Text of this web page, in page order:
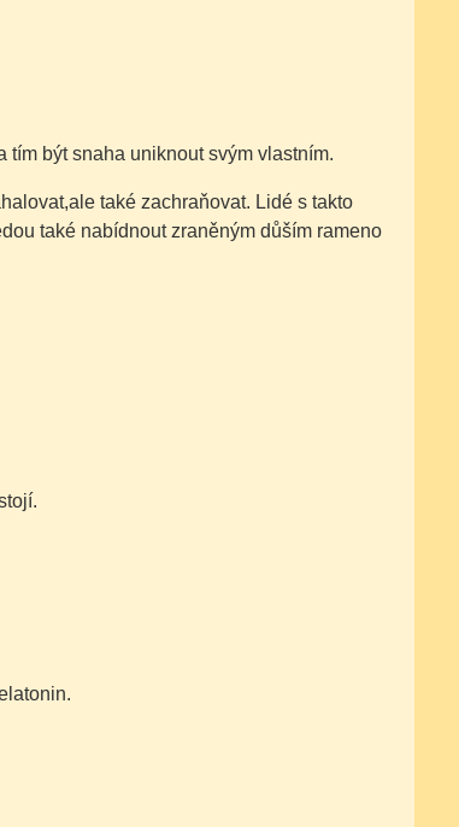
být snaha uniknout svým vlastním.
také zachraňovat. Lidé s takto
také nabídnout zraněným důším rameno